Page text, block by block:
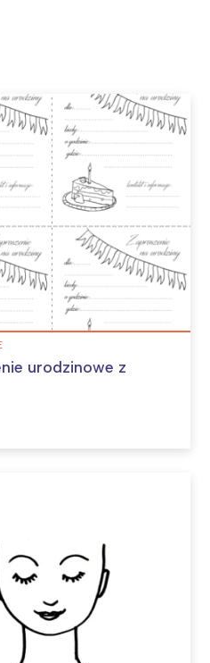
urodzinowe z